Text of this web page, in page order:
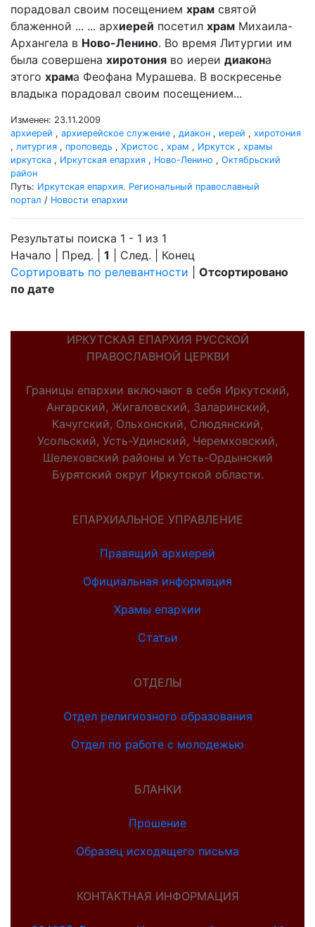
порадовал своим посещением храм святой
блаженной ... ... архиерей посетил храм Михаила-
Архангела в Ново-Ленино. Во время Литургии им
была совершена хиротония во иереи диакона
этого храма Феофана Мурашева. В воскресенье
владыка порадовал своим посещением...
Изменен: 23.11.2009
архиерей , архиерейское служение , диакон , иерей , хиротония
, литургия , проповедь , Христос , храм , Иркутск , храмы
иркутска , Иркутская епархия , Ново-Ленино , Октябрьский
район
Путь: Иркутская епархия. Региональный православный
портал / Новости епархии
Результаты поиска 1 - 1 из 1
Начало | Пред. | 1 | След. | Конец
Сортировать по релевантности
Отсортировано
по дате
ИРКУТСКАЯ ЕПАРХИЯ РУССКОЙ
ПРАВОСЛАВНОЙ ЦЕРКВИ
Границы епархии включают в себя Иркутский,
Ангарский, Жигаловский, Заларинский,
Качугский, Ольхонский, Слюдянский,
Усольский, Усть-Удинский, Черемховский,
Шелеховский районы и Усть-Ордынский
Бурятский округ Иркутской области.
ЕПАРХИАЛЬНОЕ УПРАВЛЕНИЕ
Правящий архиерей
Официальная информация
Храмы епархии
Статьи
ОТДЕЛЫ
Отдел религиозного образования
Отдел по работе с молодежью
БЛАНКИ
Прошение
Образец исходящего письма
КОНТАКТНАЯ ИНФОРМАЦИЯ